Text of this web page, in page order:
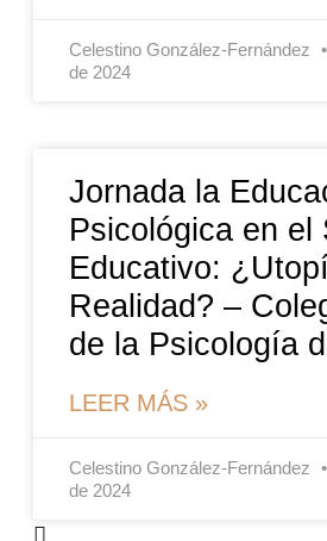
Celestino González-Fernández
de 2024
Jornada la
Psicológica en el
Educativo:
Realidad? –
de la Psicología
LEER MÁS »
Celestino González-Fernández
de 2024